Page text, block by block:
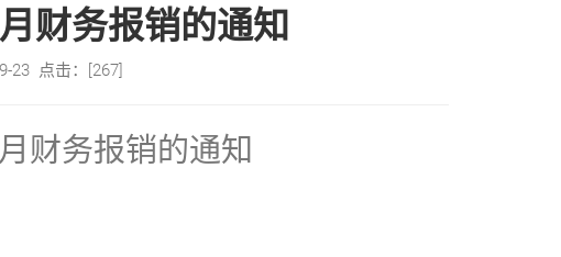
财务报销的通知
23 点击：[267]
财务报销的通知